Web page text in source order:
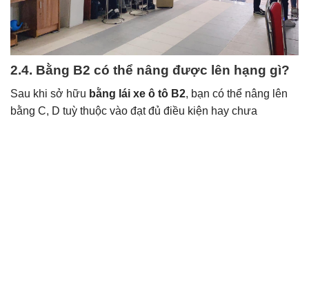
2.4. Bằng B2 có thể nâng được lên hạng gì?
Sau khi sở hữu bằng lái xe ô tô B2, bạn có thể nâng lên
bằng C, D tuỳ thuộc vào đạt đủ điều kiện hay chưa